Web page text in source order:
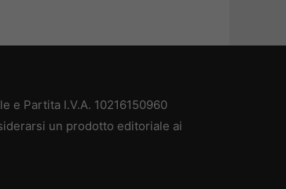
e Partita I.V.A. 10216150960
un prodotto editoriale ai